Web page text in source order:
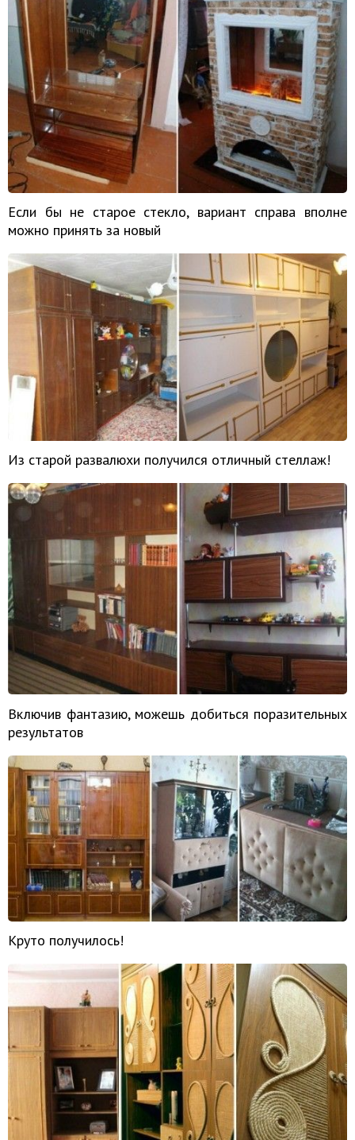
Если бы не старое стекло, вариант справа вполне
можно принять за новый
Из старой развалюхи получился отличный стеллаж!
Включив фантазию, можешь добиться поразительных
результатов
Круто получилось!